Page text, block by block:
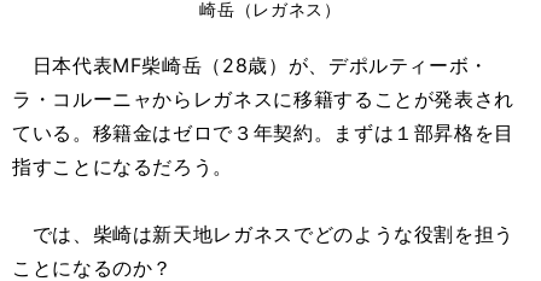
崎岳（レガネス）
日本代表MF柴崎岳（28歳）が、デポルティーボ・
ラ・コルーニャからレガネスに移籍することが発表され
ている。移籍金はゼロで３年契約。まずは１部昇格を目
指すことになるだろう。
では、柴崎は新天地レガネスでどのような役割を担う
ことになるのか？